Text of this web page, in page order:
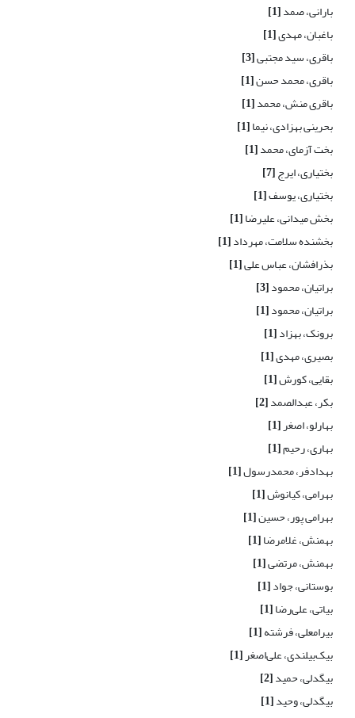
بارانی، صمد[1]
باغبان، مهدی[1]
باقری، سید مجتبی[3]
باقری، محمد حسن[1]
باقری منش، محمد[1]
بحرینی بهزادی، نیما[1]
بخت آزمای، محمد[1]
بختیاری، ایرج[7]
بختیاری، یوسف[1]
بخش میدانی، علیرضا[1]
بخشنده سلامت، مهرداد[1]
بذرافشان، عباس علی[1]
براتیان، محمود[3]
براتیان، محمود[1]
برونک، بهزاد[1]
بصیری، مهدی[1]
بقایی، کورش[1]
بکر، عبدالصمد[2]
بهارلو، اصغر[1]
بهاری، رحیم[1]
بهدادفر، محمدرسول[1]
بهرامی، کیانوش[1]
بهرامی پور، حسین[1]
بهمنش، غلامرضا[1]
بهمنش، مرتضی[1]
بوستانی، جواد[1]
بیاتی، علی‌رضا[1]
بیرامعلی، فرشته[1]
بیک‌بیلندی، علی‌اصغر[1]
بیگدلی، حمید[2]
بیگدلی، وحید[1]